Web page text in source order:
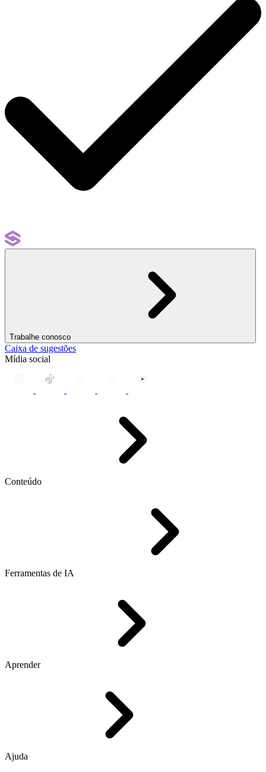
Trabalhe conosco
Caixa de sugestões
Mídia social
Conteúdo
Ferramentas de IA
Aprender
Ajuda